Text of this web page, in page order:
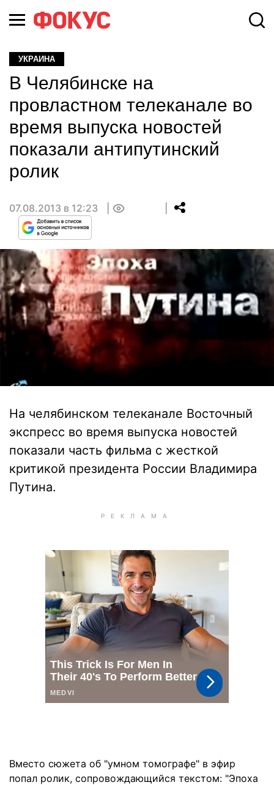
УКРАИНА
В Челябинске на
провластном телеканале во
время выпуска новостей
показали антипутинский
ролик
07.08.2013 в 12:23
На челябинском телеканале Восточный
экспресс во время выпуска новостей
показали часть фильма с жесткой
критикой президента России Владимира
Путина.
Вместо сюжета об "умном томографе" в эфир
попал ролик, сопровождающийся текстом: "Эпоха